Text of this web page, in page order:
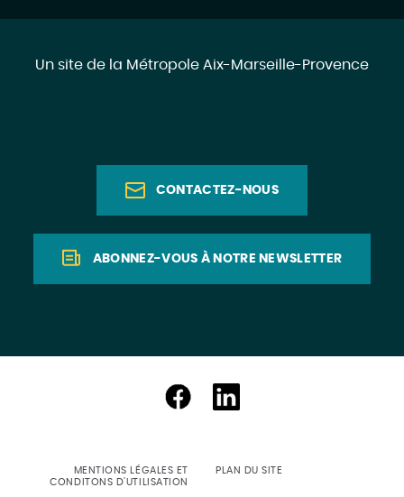
Un site de la Métropole Aix-Marseille-Provence
CONTACTEZ-NOUS
ABONNEZ-VOUS À NOTRE NEWSLETTER
MENTIONS LÉGALES ET
CONDITONS D'UTILISATION
PLAN DU SITE